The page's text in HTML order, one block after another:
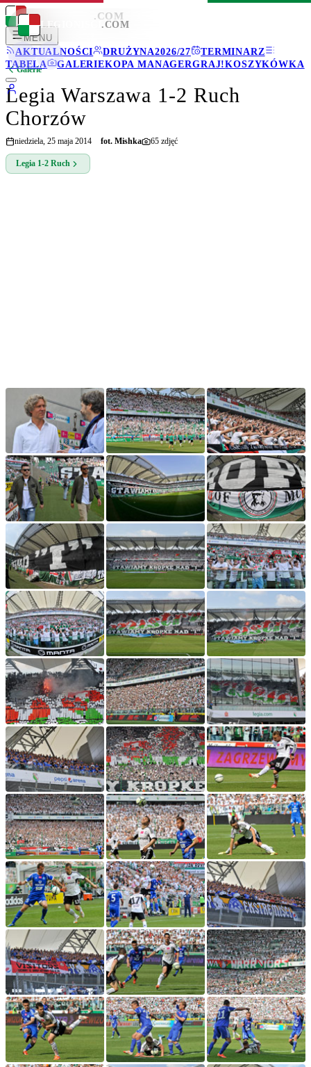
LEGIONISCI .COM
MENU
AKTUALNOŚCI
DRUŻYNA2026/27
TERMINARZ
TABELA
GALERIEKOPA MANAGERGRAJ!KOSZYKÓWKA
LEGIONISCI .COM
Galerie
Legia Warszawa 1-2 Ruch
Chorzów
niedziela, 25 maja 2014 fot. Mishka 65 zdjęć
Legia 1-2 Ruch